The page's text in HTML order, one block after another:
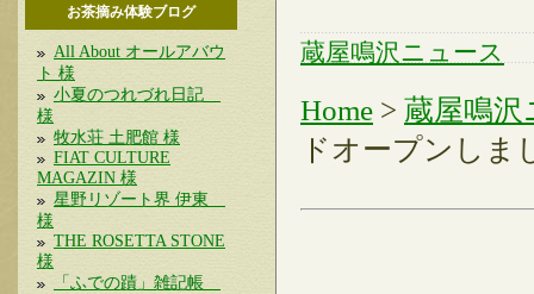
お茶摘み体験ブログ
All About オールアバウ
ト 様
小夏のつれづれ日記
様
牧水荘 土肥館 様
FIAT CULTURE
MAGAZIN 様
星野リゾート界 伊東
様
THE ROSETTA STONE
様
「ふでの蹟」雑記帳
蔵屋鳴沢ニュース
Home > 蔵屋鳴沢
ドオープンしま